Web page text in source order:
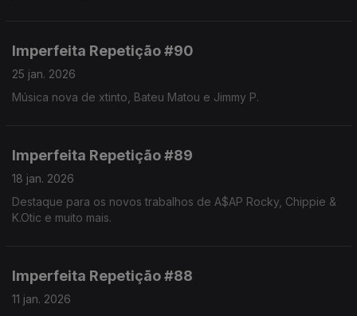
Imperfeita Repetição #90
25 jan. 2026
Música nova de xtinto, Bateu Matou e Jimmy P.
Imperfeita Repetição #89
18 jan. 2026
Destaque para os novos trabalhos de A$AP Rocky, Chippie &
K.Otic e muito mais.
Imperfeita Repetição #88
11 jan. 2026